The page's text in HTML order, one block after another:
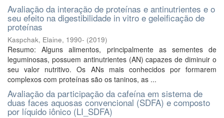
Avaliação da interação de proteínas e antinutrientes e o
seu efeito na digestibilidade in vitro e geleificação de
proteínas
Kaspchak, Elaine, 1990- (2019)
Resumo: Alguns alimentos, principalmente as sementes de
leguminosas, possuem antinutrientes (AN) capazes de diminuir o
seu valor nutritivo. Os ANs mais conhecidos por formarem
complexos com proteínas são os taninos, as ...
Avaliação da participação da cafeína em sistema de
duas faces aquosas convencional (SDFA) e composto
por líquido iônico (LI_SDFA)